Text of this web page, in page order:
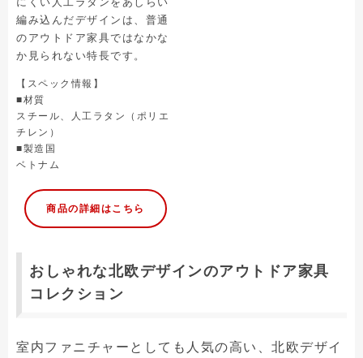
編み込んだデザインは、普通
のアウトドア家具ではなかな
か見られない特長です。
【スペック情報】
■材質
スチール、人工ラタン（ポリエ
チレン）
■製造国
ベトナム
商品の詳細はこちら
おしゃれな北欧デザインのアウトドア家具
コレクション
室内ファニチャーとしても人気の高い、北欧デザイ